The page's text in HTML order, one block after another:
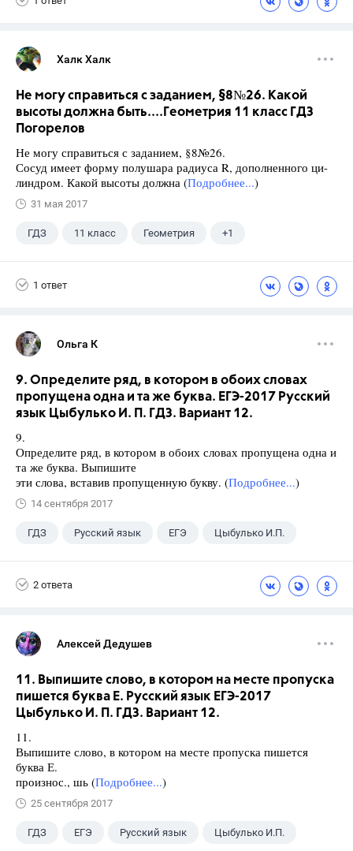
Халк Халк
Не могу справиться с заданием, §8№26. Какой
высоты должна быть....Геометрия 11 класс ГДЗ
Погорелов
Не могу справиться с заданием, §8№26.
Сосуд имеет форму полушара радиуса R, дополненного ци-
линдром. Какой высоты должна (Подробнее...)
31 мая 2017
ГДЗ 11 класс Геометрия +1
1 ответ
Ольга К
9. Определите ряд, в котором в обоих словах
пропущена одна и та же буква. ЕГЭ-2017 Русский
язык Цыбулько И. П. ГДЗ. Вариант 12.
9.
Определите ряд, в котором в обоих словах пропущена одна и
та же буква. Выпишите
эти слова, вставив пропущенную букву. (Подробнее...)
14 сентября 2017
ГДЗ Русский язык ЕГЭ Цыбулько И.П.
2 ответа
Алексей Дедушев
11. Выпишите слово, в котором на месте пропуска
пишется буква Е. Русский язык ЕГЭ-2017
Цыбулько И. П. ГДЗ. Вариант 12.
11.
Выпишите слово, в котором на месте пропуска пишется
буква Е.
произнос., шь (Подробнее...)
25 сентября 2017
ГДЗ ЕГЭ Русский язык Цыбулько И.П.